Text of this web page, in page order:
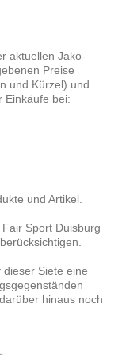
aktuellen Jako-
Preise
und Kürzel) und
Einkäufe bei:
und Artikel.
Fair Sport Duisburg
Siete eine
hinaus noch